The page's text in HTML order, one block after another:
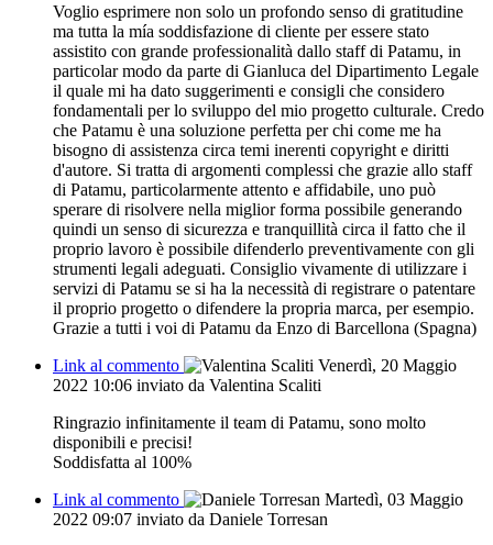
Voglio esprimere non solo un profondo senso di gratitudine
ma tutta la mía soddisfazione di cliente per essere stato
assistito con grande professionalità dallo staff di Patamu, in
particolar modo da parte di Gianluca del Dipartimento Legale
il quale mi ha dato suggerimenti e consigli che considero
fondamentali per lo sviluppo del mio progetto culturale. Credo
che Patamu è una soluzione perfetta per chi come me ha
bisogno di assistenza circa temi inerenti copyright e diritti
d'autore. Si tratta di argomenti complessi che grazie allo staff
di Patamu, particolarmente attento e affidabile, uno può
sperare di risolvere nella miglior forma possibile generando
quindi un senso di sicurezza e tranquillità circa il fatto che il
proprio lavoro è possibile difenderlo preventivamente con gli
strumenti legali adeguati. Consiglio vivamente di utilizzare i
servizi di Patamu se si ha la necessità di registrare o patentare
il proprio progetto o difendere la propria marca, per esempio.
Grazie a tutti i voi di Patamu da Enzo di Barcellona (Spagna)
Link al commento
Venerdì, 20 Maggio
2022 10:06 inviato da Valentina Scaliti
Ringrazio infinitamente il team di Patamu, sono molto
disponibili e precisi!
Soddisfatta al 100%
Link al commento
Martedì, 03 Maggio
2022 09:07 inviato da Daniele Torresan